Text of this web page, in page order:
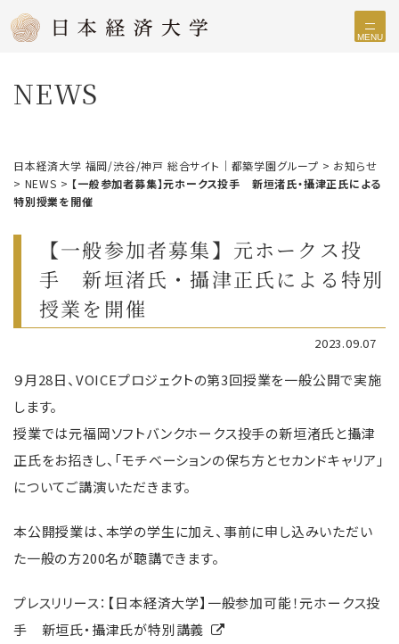
MENU
NEWS
日本経済大学 福岡/渋谷/神戸 総合サイト｜都築学園グループ > お知らせ
> NEWS > 【一般参加者募集】元ホークス投手 新垣渚氏・攝津正氏による
特別授業を開催
【一般参加者募集】元ホークス投
手 新垣渚氏・攝津正氏による特別
授業を開催
2023.09.07
９月28日、VOICEプロジェクトの第3回授業を一般公開で実施
します。
授業では元福岡ソフトバンクホークス投手の新垣渚氏と攝津
正氏をお招きし、「モチベーションの保ち方とセカンドキャリア」
についてご講演いただきます。
本公開授業は、本学の学生に加え、事前に申し込みいただい
た一般の方200名が聴講できます。
プレスリリース： 【日本経済大学】一般参加可能！元ホークス投
手 新垣氏・攝津氏が特別講義